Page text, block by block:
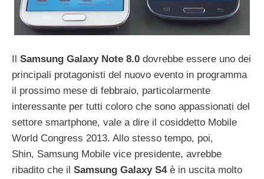
Il Samsung Galaxy Note 8.0 dovrebbe essere uno dei
principali protagonisti del nuovo evento in programma
il prossimo mese di febbraio, particolarmente
interessante per tutti coloro che sono appassionati del
settore smartphone, vale a dire il cosiddetto Mobile
World Congress 2013. Allo stesso tempo, poi,
Shin, Samsung Mobile vice presidente, avrebbe
ribadito che il Samsung Galaxy S4è in uscita molto